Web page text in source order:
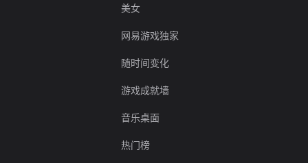
美女
网易游戏独家
随时间变化
游戏成就墙
音乐桌面
热门榜